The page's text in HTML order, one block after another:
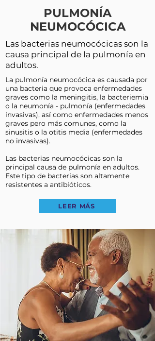
PULMONÍA
NEUMOCÓCICA
Las bacterias neumocócicas son la
causa principal de la pulmonía en
adultos.
La pulmonía neumocócica es causada por
una bacteria que provoca enfermedades
graves como la meningitis, la bacteriemia
o la neumonía - pulmonía (enfermedades
invasivas), así como enfermedades menos
graves pero más comunes, como la
sinusitis o la otitis media (enfermedades
no invasivas).
Las bacterias neumocócicas son la
principal causa de pulmonía en adultos.
Este tipo de bacterias son altamente
resistentes a antibióticos.
LEER MÁS